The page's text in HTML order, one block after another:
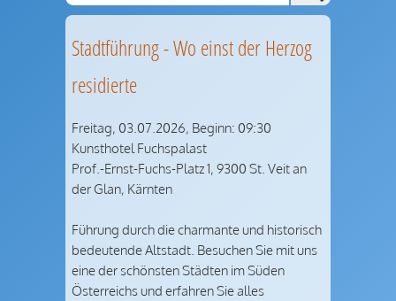
Stadtführung - Wo einst der Herzog
residierte
Freitag, 03.07.2026, Beginn: 09:30
Kunsthotel Fuchspalast
Prof.-Ernst-Fuchs-Platz 1, 9300 St. Veit an
der Glan, Kärnten
Führung durch die charmante und historisch
bedeutende Altstadt. Besuchen Sie mit uns
eine der schönsten Städten im Süden
Österreichs und erfahren Sie alles